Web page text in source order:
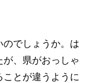
でしょうか。は
、県がおっしゃ
とが違うように